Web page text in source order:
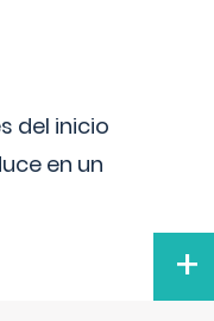
del inicio
en un
+